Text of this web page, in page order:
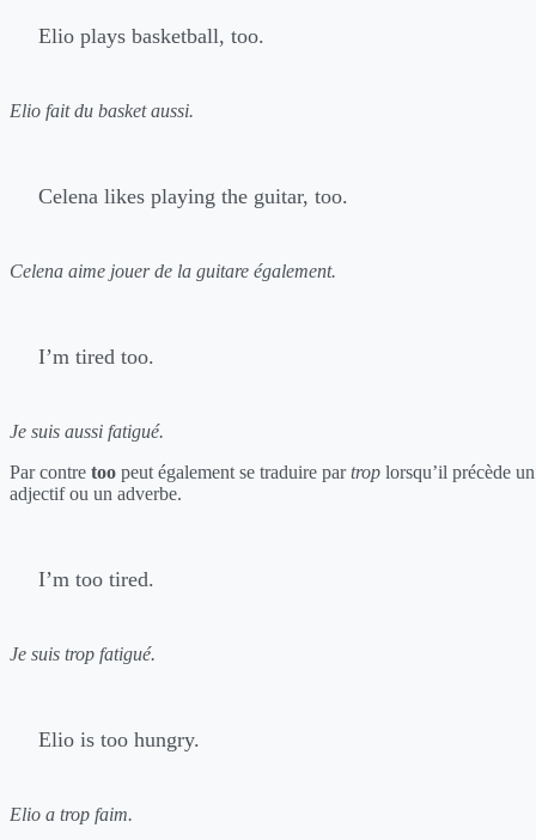
Elio plays basketball, too.
Elio fait du basket aussi.
Celena likes playing the guitar, too.
Celena aime jouer de la guitare également.
I’m tired too.
Je suis aussi fatigué.
Par contre too peut également se traduire partrop lorsqu’il précède un
adjectif ou un adverbe.
I’m too tired.
Je suis trop fatigué.
Elio is too hungry.
Elio a trop faim.